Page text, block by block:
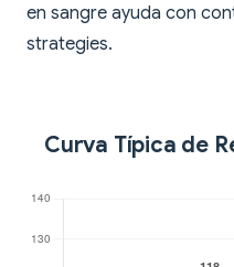
en sangre ayuda con
strategies.
Curva Típica de